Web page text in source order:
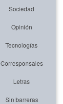
Sociedad
Opinión
Tecnologías
Corresponsales
Letras
Sin barreras